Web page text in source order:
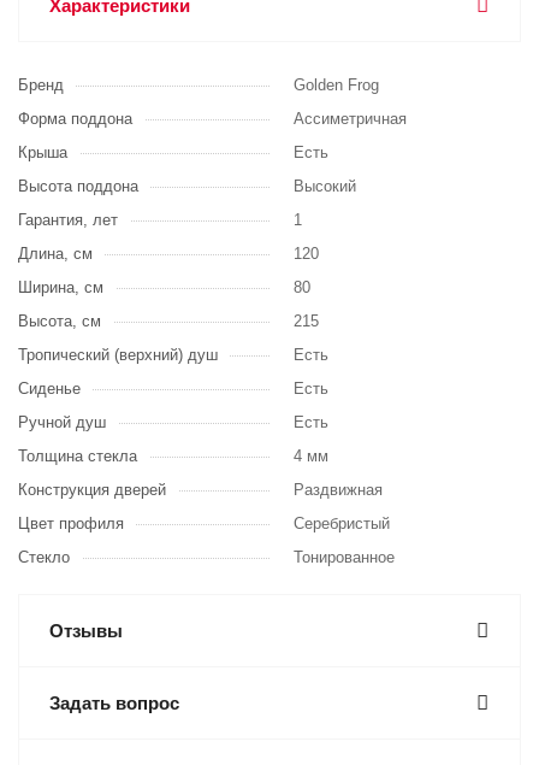
Характеристики
Бренд
Golden Frog
Форма поддона
Ассиметричная
Крыша
Есть
Высота поддона
Высокий
Гарантия, лет
1
Длина, см
120
Ширина, см
80
Высота, см
215
Тропический (верхний) душ
Есть
Сиденье
Есть
Ручной душ
Есть
Толщина стекла
4 мм
Конструкция дверей
Раздвижная
Цвет профиля
Серебристый
Стекло
Тонированное
Отзывы
Задать вопрос